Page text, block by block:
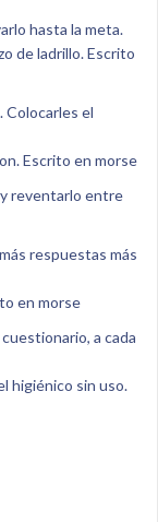
hasta la meta.
de ladrillo. Escrito
Colocarles el
Escrito en morse
reventarlo entre
respuestas más
en morse
a cada
higiénico sin uso.